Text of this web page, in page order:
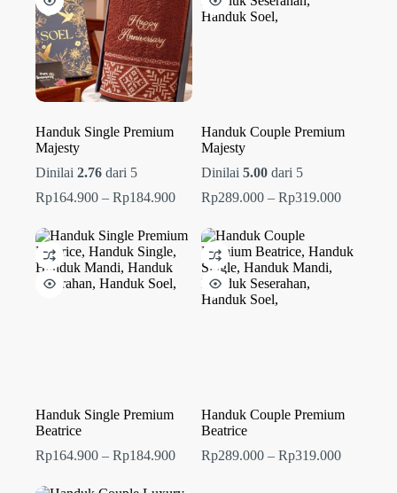
Handuk Single Premium
Majesty
Dinilai 2.76 dari 5
Rp164.900 – Rp184.900Rentang
Rp164.900
hingga
Rp184.900
Handuk Couple Premium
Majesty
Dinilai 5.00dari 5
Rp289.000 – Rp319.000Rentang
hingga
Handuk Single Premium
Beatrice
Rp164.900 – Rp184.900Rentang
Handuk Couple Premium
Beatrice
Rp289.000 – Rp319.000Rentang